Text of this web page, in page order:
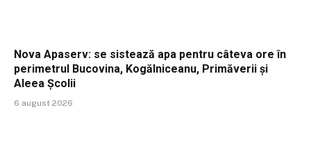
Nova Apaserv: se sistează apa pentru câteva ore în
perimetrul Bucovina, Kogălniceanu, Primăverii și
Aleea Școlii
6 august 2026